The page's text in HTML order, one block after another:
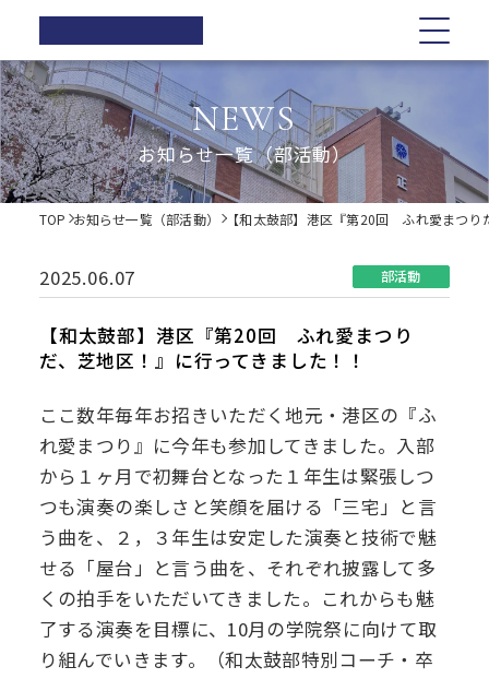
正則高等
学校
学校紹介
正則高等学校の3つの柱
校長ご挨拶
歴史・伝統
制服紹介
教育の特色
正則教育の全体図
学習指導
教科紹介
教育内容
生活指導
PTA
学校生活
年間行事
体育祭
学院祭
学習旅行
入試情報
オープンスクール・学校説明会
募集要項
Web出願について
入試Q&A
在校生の方へ
卒業生の方へ
各種証明書の発行
同窓会
学校紹介
正則高等学校の3つの柱
校長ご挨拶
施設紹介
教育の特色
正則教育の全体図
教育内容
進路指導
進路実績
卒業生の声
生活指導
PTA
学校生活
学院祭
学習旅行
体験学習
学院祭特設ページ
生徒会・部活動
募集要項
Web出願について
入試Q&A
学費軽減・助成制度
お問い合わせ
在校生の方へ
卒業生の方へ
各種証明書の発行
同窓会
デジタルパンフレット
資料請求
NEWS
お知らせ一覧（部活動）
TOP お知らせ一覧（部活動） 【和太鼓部】港区『第20回 ふれ愛まつり
2025.06.07 部活動
【和太鼓部】港区『第20回 ふれ愛まつり
だ、芝地区！』に行ってきました！！
ここ数年毎年お招きいただく地元・港区の『ふ
れ愛まつり』に今年も参加してきました。入部
から１ヶ月で初舞台となった１年生は緊張しつ
つも演奏の楽しさと笑顔を届ける「三宅」と言
う曲を、２，３年生は安定した演奏と技術で魅
せる「屋台」と言う曲を、それぞれ披露して多
くの拍手をいただいてきました。これからも魅
了する演奏を目標に、10月の学院祭に向けて取
り組んでいきます。（和太鼓部特別コーチ・卒